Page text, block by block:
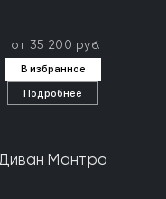
от 35 200 руб.
В избранное
Подробнее
Мантро